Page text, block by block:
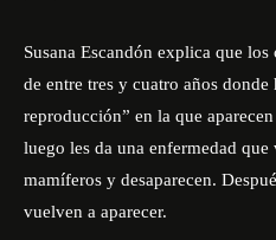
Susana Escandón explica que
de entre tres y cuatro años donde
reproducción” en la que
luego les da una enfermedad que
mamíferos y desaparecen.
vuelven a aparecer.